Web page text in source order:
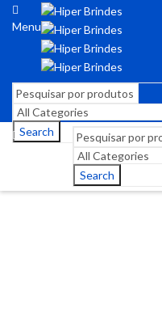
Menu
Search
Search